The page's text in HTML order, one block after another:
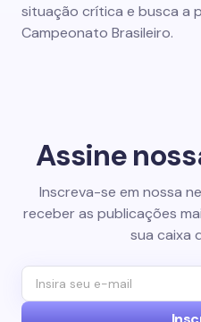
situação crítica e busca a
Campeonato Brasileiro.
Assine
Inscreva-se em nossa
receber as publicações
sua caixa